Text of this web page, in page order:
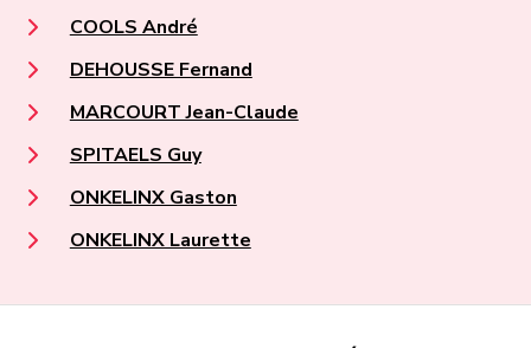
COOLS André
DEHOUSSE Fernand
MARCOURT Jean-Claude
SPITAELS Guy
ONKELINX Gaston
ONKELINX Laurette